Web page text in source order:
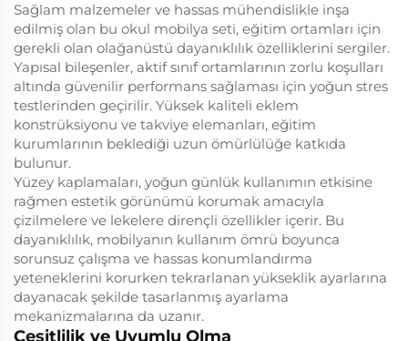
Sağlam malzemeler ve hassas mühendislikle inşa
edilmiş olan bu okul mobilya seti, eğitim ortamları için
gerekli olan olağanüstü dayanıklılık özelliklerini sergiler.
Yapısal bileşenler, aktif sınıf ortamlarının zorlu koşulları
altında güvenilir performans sağlaması için yoğun stres
testlerinden geçirilir. Yüksek kaliteli eklem
konstrüksiyonu ve takviye elemanları, eğitim
kurumlarının beklediği uzun ömürlülüğe katkıda
bulunur.
Yüzey kaplamaları, yoğun günlük kullanımın etkisine
rağmen estetik görünümü korumak amacıyla
çizilmelere ve lekelere dirençli özellikler içerir. Bu
dayanıklılık, mobilyanın kullanım ömrü boyunca
sorunsuz çalışma ve hassas konumlandırma
yeteneklerini korurken tekrarlanan yükseklik ayarlarına
dayanacak şekilde tasarlanmış ayarlama
mekanizmalarına da uzanır.
Çeşitlilik ve Uyumlu Olma